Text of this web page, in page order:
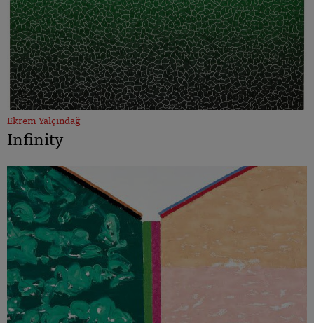
Ekrem Yalçındağ
Infinity